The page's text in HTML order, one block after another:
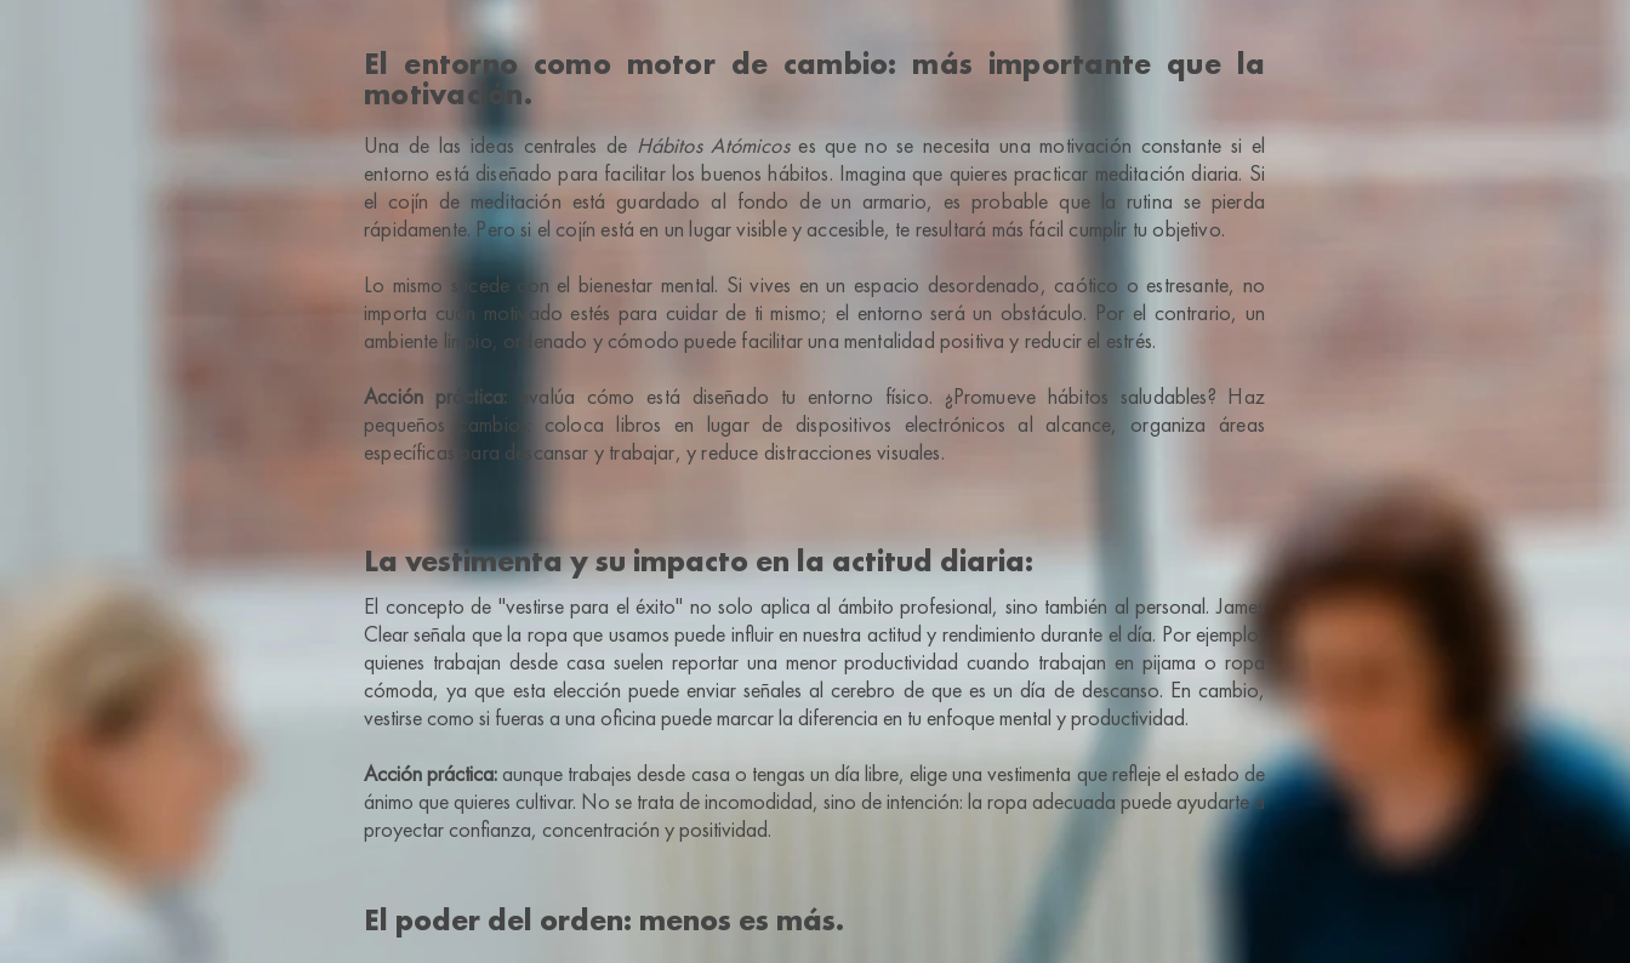
El entorno como motor de cambio: más importante que la
motivación.
Una de las ideas centrales de Hábitos Atómicoses que no se necesita una motivación constante si el
entorno está diseñado para facilitar los buenos hábitos. Imagina que quieres practicar meditación diaria. Si
el cojín de meditación está guardado al fondo de un armario, es probable que la rutina se pierda
rápidamente. Pero si el cojín está en un lugar visible y accesible, te resultará más fácil cumplir tu objetivo.
Lo mismo sucede con el bienestar mental. Si vives en un espacio desordenado, caótico o estresante, no
importa cuán motivado estés para cuidar de ti mismo; el entorno será un obstáculo. Por el contrario, un
ambiente limpio, ordenado y cómodo puede facilitar una mentalidad positiva y reducir el estrés.
Acción práctica: evalúa cómo está diseñado tu entorno físico. ¿Promueve hábitos saludables? Haz
pequeños cambios: coloca libros en lugar de dispositivos electrónicos al alcance, organiza áreas
específicas para descansar y trabajar, y reduce distracciones visuales.
La vestimenta y su impacto en la actitud diaria:
El concepto de "vestirse para el éxito" no solo aplica al ámbito profesional, sino también al personal. James
Clear señala que la ropa que usamos puede influir en nuestra actitud y rendimiento durante el día. Por ejemplo,
quienes trabajan desde casa suelen reportar una menor productividad cuando trabajan en pijama o ropa
cómoda, ya que esta elección puede enviar señales al cerebro de que es un día de descanso. En cambio,
vestirse como si fueras a una oficina puede marcar la diferencia en tu enfoque mental y productividad.
Acción práctica:aunque trabajes desde casa o tengas un día libre, elige una vestimenta que refleje el estado de
ánimo que quieres cultivar. No se trata de incomodidad, sino de intención: la ropa adecuada puede ayudarte a
proyectar confianza, concentración y positividad.
El poder del orden: menos es más.